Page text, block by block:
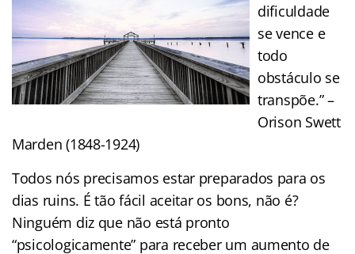
dificuldade
se vence e
todo
obstáculo se
transpõe.” –
Orison Swett
Marden (1848-1924)
Todos nós precisamos estar preparados para os
dias ruins. É tão fácil aceitar os bons, não é?
Ninguém diz que não está pronto
“psicologicamente” para receber um aumento de